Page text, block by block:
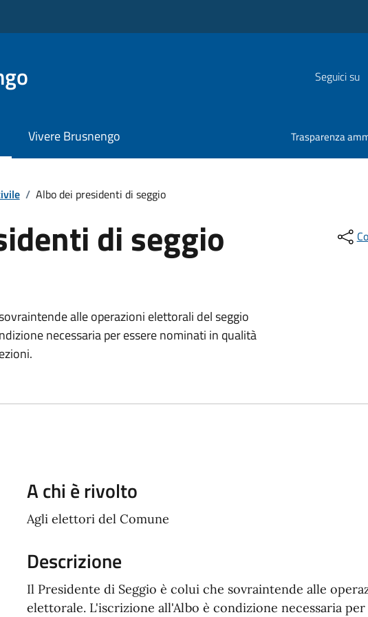
Seguici su
Vivere Brusnengo Trasparenza
/ Albo dei presidenti di seggio
di seggio
alle operazioni elettorali del seggio
necessaria per essere nominati in qualità
A chi è rivolto
Agli elettori del Comune
Descrizione
Il Presidente di Seggio è colui che sovraintende alle
elettorale. L'iscrizione all'Albo è condizione necessaria